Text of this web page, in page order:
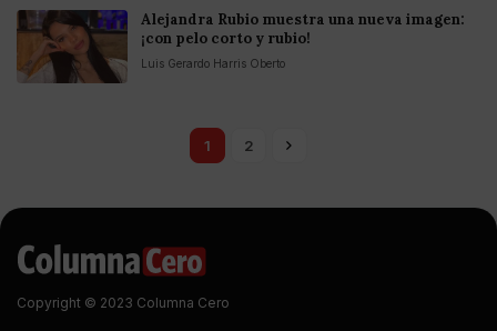
Alejandra Rubio muestra una nueva imagen:
¡con pelo corto y rubio!
Luis Gerardo Harris Oberto
1 2
Copyright © 2023 Columna Cero